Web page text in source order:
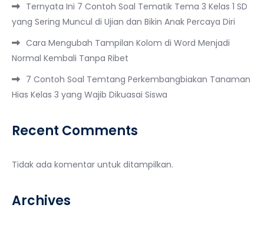
Ternyata Ini 7 Contoh Soal Tematik Tema 3 Kelas 1 SD
yang Sering Muncul di Ujian dan Bikin Anak Percaya Diri
Cara Mengubah Tampilan Kolom di Word Menjadi
Normal Kembali Tanpa Ribet
7 Contoh Soal Temtang Perkembangbiakan Tanaman
Hias Kelas 3 yang Wajib Dikuasai Siswa
Recent Comments
Tidak ada komentar untuk ditampilkan.
Archives